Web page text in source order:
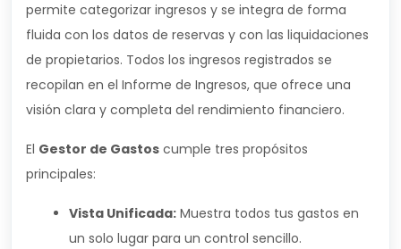
permite categorizar ingresos y se integra de forma
fluida con los datos de reservas y con las liquidaciones
de propietarios. Todos los ingresos registrados se
recopilan en el Informe de Ingresos, que ofrece una
visión clara y completa del rendimiento financiero.
El Gestor de Gastos cumple tres propósitos
principales:
Vista Unificada: Muestra todos tus gastos en
un solo lugar para un control sencillo.